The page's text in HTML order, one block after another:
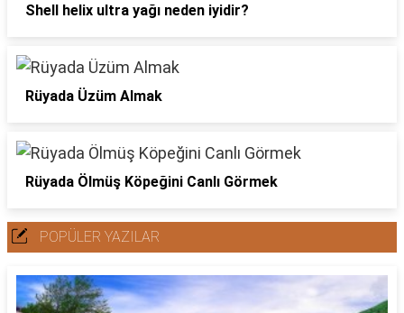
Shell helix ultra yağı neden iyidir?
Rüyada Üzüm Almak
Rüyada Ölmüş Köpeğini Canlı Görmek
POPÜLER YAZILAR